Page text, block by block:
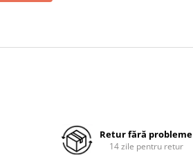
Retur fără probleme
14 zile pentru retur